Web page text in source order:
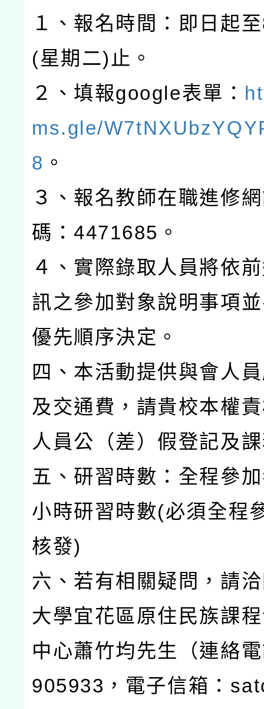
１、報名時間：即日起
(星期二)止。
２、填報google表單：
ms.gle/
8 。
３、報名教師在職進修
碼：4471685。
４、實際錄取人員將依
訊之參加對象說明事項
優先順序決定。
四、本活動提供與會人
及交通費，請貴校本權
人員公（差）假登記及
五、研習時數：全程參
小時研習時數(必須全程
核發)
六、若有相關疑問，請
大學宜花區原住民族課
中心蕭竹均先生（連絡
905933，電子信箱：